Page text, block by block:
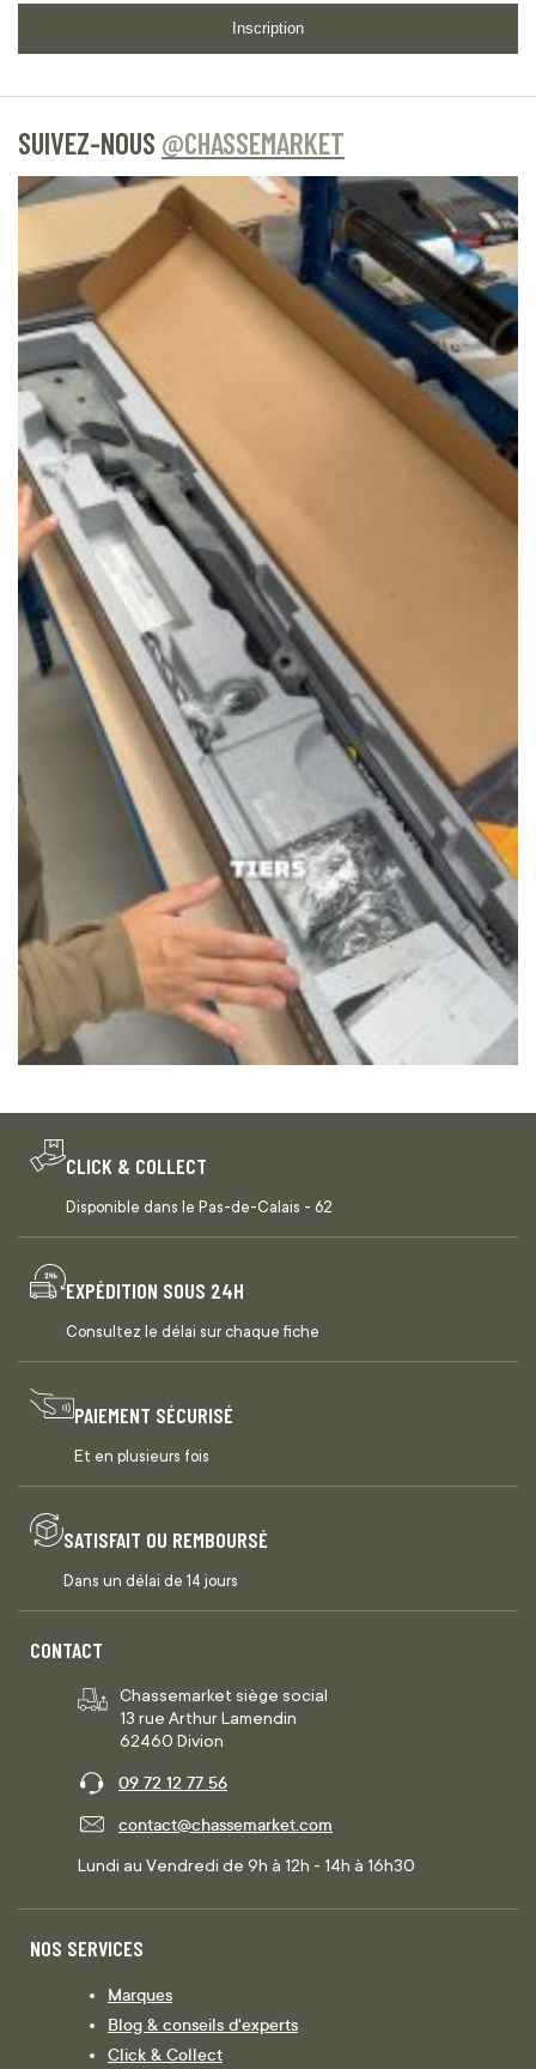
Inscription
SUIVEZ-NOUS @CHASSEMARKET
CLICK & COLLECT
Disponible dans le Pas-de-Calais - 62
EXPÉDITION SOUS 24H
Consultez le délai sur chaque fiche
PAIEMENT SÉCURISÉ
Et en plusieurs fois
SATISFAIT OU REMBOURSÉ
Dans un délai de 14 jours
CONTACT
Chassemarket siège social
13 rue Arthur Lamendin
62460 Divion
09 72 12 77 56
contact@chassemarket.com
Lundi au Vendredi de 9h à 12h - 14h à 16h30
NOS SERVICES
Marques
Blog & conseils d'experts
Click & Collect